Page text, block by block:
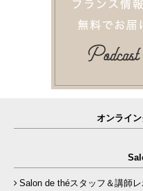
オンライ
Salon de théスタッフ＆講師レ